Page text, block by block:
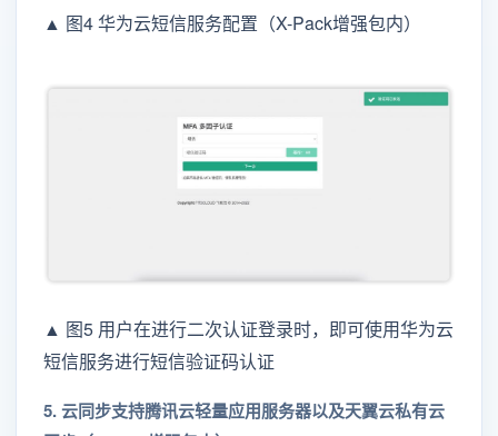
▲ 图4 华为云短信服务配置（X-Pack增强包内）
▲ 图5 用户在进行二次认证登录时，即可使用华为云
短信服务进行短信验证码认证
5. 云同步支持腾讯云轻量应用服务器以及天翼云私有云